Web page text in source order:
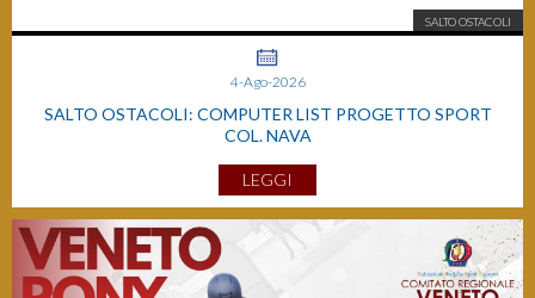
SALTO OSTACOLI
4-Ago-2026
SALTO OSTACOLI: COMPUTER LIST PROGETTO SPORT
COL. NAVA
LEGGI